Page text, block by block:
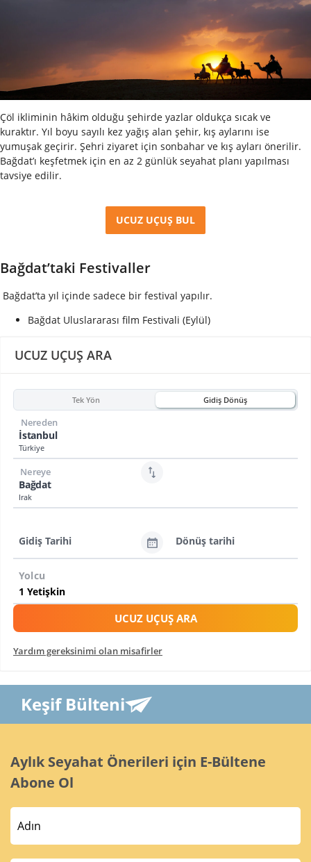
UCUZ UÇUŞ ARA
Tek Yön Gidiş Dönüş
İstanbul
Türkiye
Nereden
Bağdat
Irak
Nereye
Gidiş Tarihi Dönüş tarihi
Yolcu
UCUZ UÇUŞ ARA
Yardım gereksinimi olan misafirler
Keşif Bülteni
Aylık Seyahat Önerileri için E-Bültene
Abone Ol
Çöl ikliminin hâkim olduğu şehirde yazlar oldukça sıcak ve
kuraktır. Yıl boyu sayılı kez yağış alan şehir, kış aylarını ise
yumuşak geçirir. Şehri ziyaret için sonbahar ve kış ayları önerilir.
Bağdat’ı keşfetmek için en az 2 günlük seyahat planı yapılması
tavsiye edilir.
UCUZ UÇUŞ BUL
Bağdat’taki Festivaller
Bağdat’ta yıl içinde sadece bir festival yapılır.
Bağdat Uluslararası film Festivali (Eylül)